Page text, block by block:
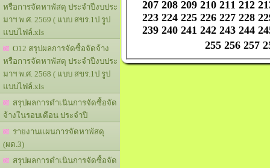
หรือการจัดหาพัสดุ ประจำปีงบประ
มาฯ พ.ศ. 2569 ( แบบ สขร.1ป รูป
แบบไฟล์.xls
O12 สรุปผลการจัดซื้อจัดจ้าง
หรือการจัดหาพัสดุ ประจำปีงบประ
มาฯ พ.ศ. 2568 ( แบบ สขร.1ป รูป
แบบไฟล์.xls
สรุปผลการดำเนินการจัดซื้อจัด
จ้างในรอบเดือน ประจำปี
รายงานแผนการจัดหาพัสดุ
(ผด.3)
สรุปผลการดำเนินการจัดซื้อจัด
207 208 209 210 211 212
223 224 225 226 227 228
239 240 241 242 243 244
255 256 257